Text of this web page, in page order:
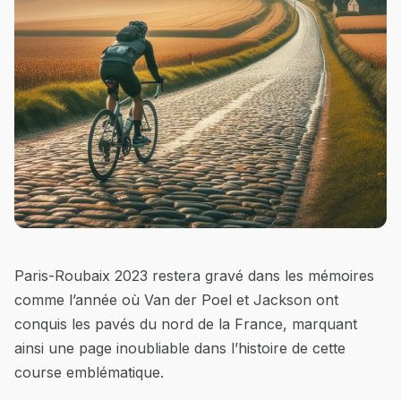
Paris-Roubaix 2023 restera gravé dans les mémoires
comme l’année où Van der Poel et Jackson ont
conquis les pavés du nord de la France, marquant
ainsi une page inoubliable dans l’histoire de cette
course emblématique.